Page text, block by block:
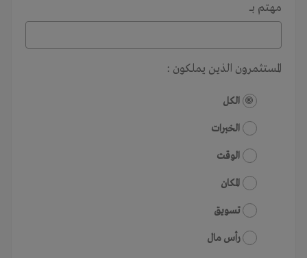
مهتم بـــ
المستثمرون الذين يملكون :
الكل
الخبرات
الوقت
المكان
تسويق
رأس مال